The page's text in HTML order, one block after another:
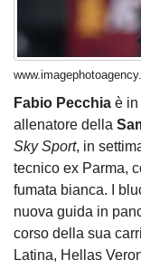
Fabio Pecchia è in
allenatore della
Sky Sport, in
tecnico ex Parma,
fumata bianca. I
nuova guida in
corso della sua
Latina, Hellas